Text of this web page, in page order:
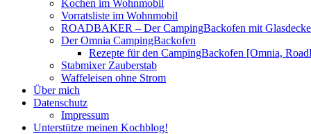
Kochen im Wohnmobil
Vorratsliste im Wohnmobil
ROADBAKER – Der CampingBackofen mit
Der Omnia CampingBackofen
Rezepte für den CampingBackofen [Omnia,
Stabmixer Zauberstab
Waffeleisen ohne Strom
Über mich
Datenschutz
Impressum
Unterstütze meinen Kochblog!